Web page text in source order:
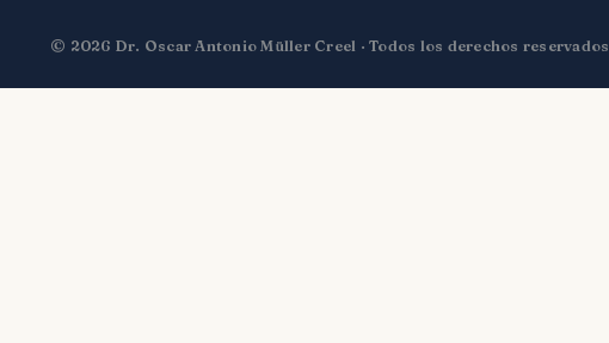
© 2026 Dr. Oscar Antonio Müller Creel · Todos los derechos reservados